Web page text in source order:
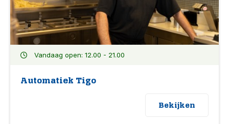
Vandaag open: 12.00 - 21.00
Automatiek Tigo
Bekijken